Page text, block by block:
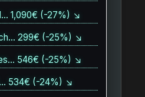
1,090€ (-27%) ↘
299€ (-25%) ↘
546€ (-25%) ↘
534€ (-24%) ↘